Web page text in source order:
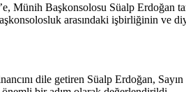
Münih Başkonsolosu Süalp Erdoğan
arasındaki işbirliğinin ve
dile getiren Süalp Erdoğan,